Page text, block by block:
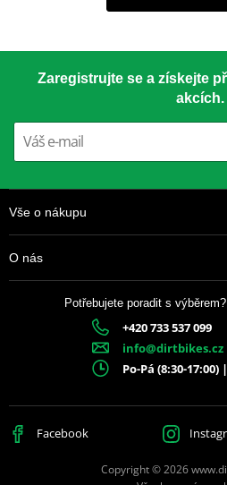
Zaregistrujte se a získejte
akcích.
Vše o nákupu
O nás
Potřebujete poradit s
+420 733 537 099
info@dirtbikes.cz
Po-Pá (8:30-17:00)
Facebook
Copyright © 2026